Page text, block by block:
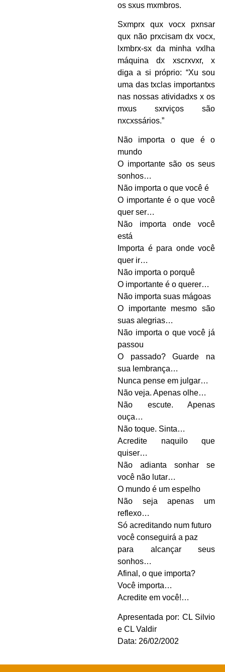
os sxus mxmbros.
Sxmprx qux vocx pxnsar
qux não prxcisam dx vocx,
lxmbrx-sx da minha vxlha
máquina dx xscrxvxr, x
diga a si próprio: “Xu sou
uma das txclas importantxs
nas nossas atividadxs x os
mxus sxrviços são
nxcxssários.”
Não importa o que é o
mundo
O importante são os seus
sonhos…
Não importa o que você é
O importante é o que você
quer ser…
Não importa onde você
está
Importa é para onde você
quer ir…
Não importa o porquê
O importante é o querer…
Não importa suas mágoas
O importante mesmo são
suas alegrias…
Não importa o que você já
passou
O passado? Guarde na
sua lembrança…
Nunca pense em julgar…
Não veja. Apenas olhe…
Não escute. Apenas
ouça…
Não toque. Sinta…
Acredite naquilo que
quiser…
Não adianta sonhar se
você não lutar…
O mundo é um espelho
Não seja apenas um
reflexo…
Só acreditando num futuro
você conseguirá a paz
para alcançar seus
sonhos…
Afinal, o que importa?
Você importa…
Acredite em você!…
Apresentada por: CL Silvio
e CL Valdir
Data: 26/02/2002